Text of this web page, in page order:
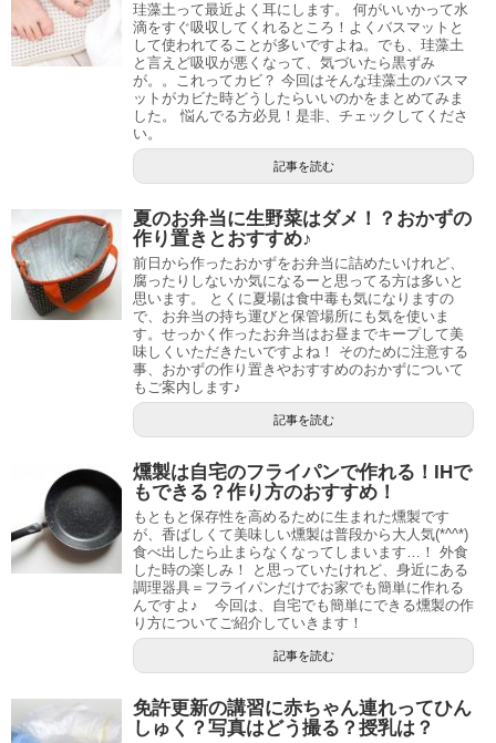
珪藻土って最近よく耳にします。 何がいいかって水
滴をすぐ吸収してくれるところ！よくバスマットと
して使われてることが多いですよね。でも、珪藻土
と言えど吸収が悪くなって、気づいたら黒ずみ
が。。これってカビ？ 今回はそんな珪藻土のバスマ
ットがカビた時どうしたらいいのかをまとめてみま
した。 悩んでる方必見！是非、チェックしてくださ
い。
記事を読む
夏のお弁当に生野菜はダメ！？おかずの
作り置きとおすすめ♪
前日から作ったおかずをお弁当に詰めたいけれど、
腐ったりしないか気になるーと思ってる方は多いと
思います。 とくに夏場は食中毒も気になりますの
で、お弁当の持ち運びと保管場所にも気を使いま
す。せっかく作ったお弁当はお昼までキープして美
味しくいただきたいですよね！ そのために注意する
事、おかずの作り置きやおすすめのおかずについて
もご案内します♪
記事を読む
燻製は自宅のフライパンで作れる！IHで
もできる？作り方のおすすめ！
もともと保存性を高めるために生まれた燻製です
が、香ばしくて美味しい燻製は普段から大人気(*^^*)
食べ出したら止まらなくなってしまいます…！ 外食
した時の楽しみ！ と思っていたけれど、身近にある
調理器具＝フライパンだけでお家でも簡単に作れる
んですよ♪ 今回は、自宅でも簡単にできる燻製の作
り方についてご紹介していきます！
記事を読む
免許更新の講習に赤ちゃん連れってひん
しゅく？写真はどう撮る？授乳は？